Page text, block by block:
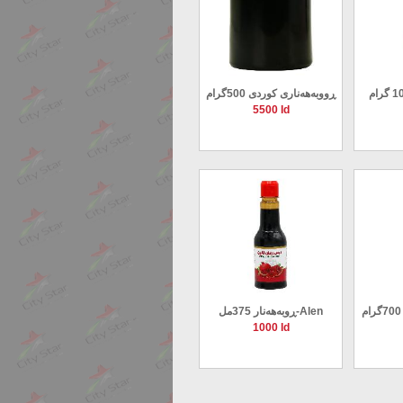
ڕووبەهەناری کوردی 500گرام
5500 Id
ڕوبەهەنار 375مل-Alen
1000 Id